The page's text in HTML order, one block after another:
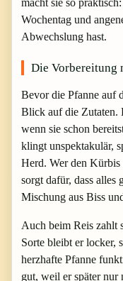
Wochentag und
Abwechslung hast.
Die Vorbereitung
Bevor die Pfanne auf
Blick auf die Zutaten.
wenn sie schon
klingt unspektakulär,
Herd. Wer den
sorgt dafür, dass
Mischung aus Biss
Auch beim Reis zahlt
Sorte bleibt er locker,
herzhafte Pfanne
gut, weil er später nur